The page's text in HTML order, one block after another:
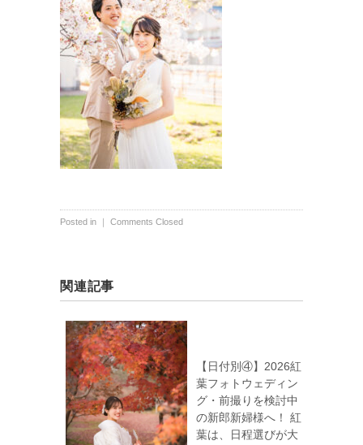
Posted in ｜ Comments Closed
関連記事
【日付別④】2026紅
葉フォトウェディン
グ・前撮りを検討中
の新郎新婦様へ！ 紅
葉は、日程選びが大